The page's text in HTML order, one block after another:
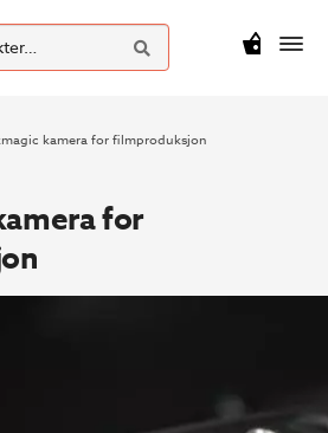
kr0
kamera for filmproduksjon
for